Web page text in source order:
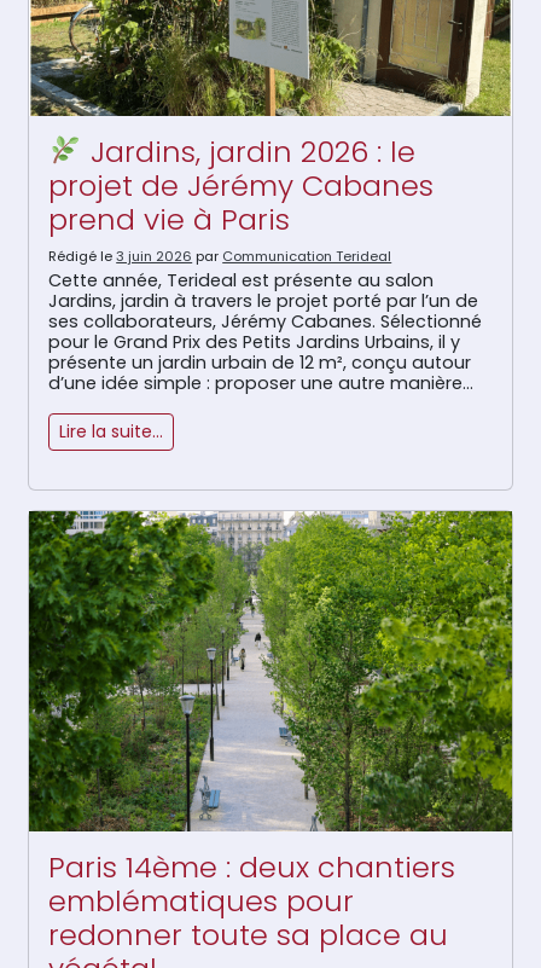
Jardins, jardin 2026 : le
projet de Jérémy Cabanes
prend vie à Paris
Rédigé le3 juin 2026 par Communication Terideal
Cette année, Terideal est présente au salon
Jardins, jardin à travers le projet porté par l’un de
ses collaborateurs, Jérémy Cabanes. Sélectionné
pour le Grand Prix des Petits Jardins Urbains, il y
présente un jardin urbain de 12 m², conçu autour
d’une idée simple : proposer une autre manière
Lire la suite…
Paris 14ème : deux chantiers
emblématiques pour
redonner toute sa place au